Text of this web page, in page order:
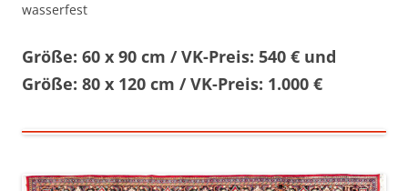
wasserfest
Größe: 60 x 90 cm / VK-Preis: 540 € und
Größe: 80 x 120 cm / VK-Preis: 1.000 €